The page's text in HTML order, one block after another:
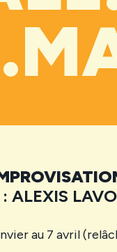
ALEXIS
au 7 avril